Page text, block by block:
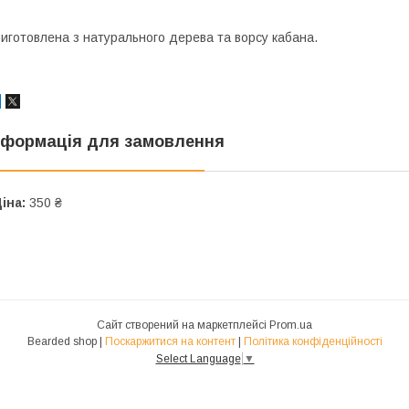
з натурального дерева та ворсу кабана.
для замовлення
350 ₴
Сайт створений на маркетплейсі Prom.ua
Поскаржитися на контент
Політика конфіденційності
Select Language ▼